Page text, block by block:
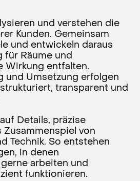
und verstehen die
Kunden. Gemeinsam
und entwickeln daraus
für Räume und
Wirkung entfalten.
und Umsetzung erfolgen
transparent und
Details, präzise
Zusammenspiel von
Technik. So entstehen
in denen
arbeiten und
funktionieren.